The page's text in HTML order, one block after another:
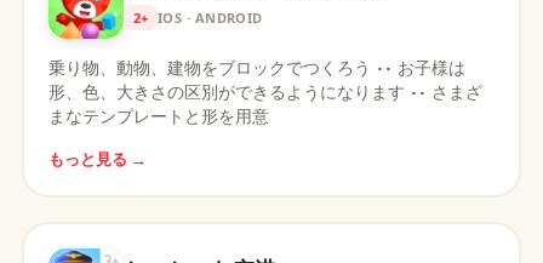
2+ IOS · ANDROID
乗り物、動物、建物をブロックでつくろう •• お子様は
形、色、大きさの区別ができるようになります •• さまざ
まなテンプレートと形を用意
もっと見る →